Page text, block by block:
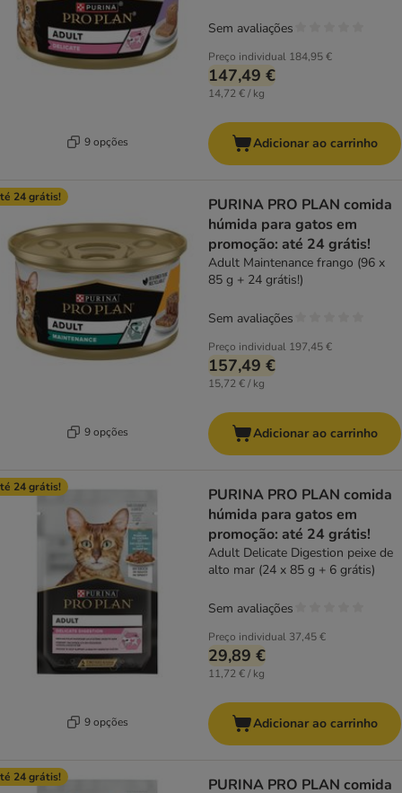
9 opções
Preço individual 184,95 €
147,49 €
14,72 € / kg
Sem avaliações
Adicionar ao carrinho
24 grátis!
9 opções
PURINA PRO PLAN comida
húmida para gatos em
promoção: até 24 grátis!
Adult Maintenance frango (96 x
85 g + 24 grátis!)
Preço individual 197,45 €
157,49 €
15,72 € / kg
Sem avaliações
Adicionar ao carrinho
24 grátis!
9 opções
PURINA PRO PLAN comida
húmida para gatos em
promoção: até 24 grátis!
Adult Delicate Digestion peixe de
alto mar (24 x 85 g + 6 grátis)
Preço individual 37,45 €
29,89 €
11,72 € / kg
Sem avaliações
Adicionar ao carrinho
24 grátis!
PURINA PRO PLAN comida